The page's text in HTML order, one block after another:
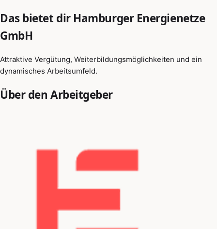
Das bietet dir Hamburger Energienetze
GmbH
Attraktive Vergütung, Weiterbildungsmöglichkeiten und ein
dynamisches Arbeitsumfeld.
Über den Arbeitgeber